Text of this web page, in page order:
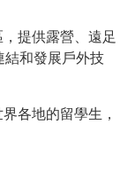
提供露營、遠足
結和發展戶外技
各地的留學生，